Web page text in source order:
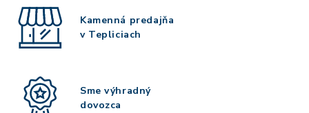
Kamenná predajňa
v Tepliciach
Sme výhradný
dovozca